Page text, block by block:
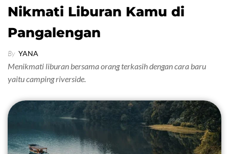
Nikmati Liburan Kamu di
Pangalengan
By YANA
Menikmati liburan bersama orang terkasih dengan cara baru
yaitu camping riverside.